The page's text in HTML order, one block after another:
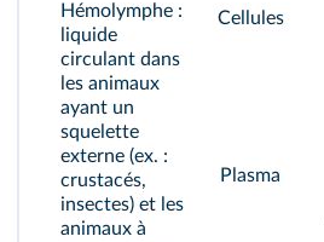
Hémolymphe :
liquide
circulant dans
les animaux
ayant un
squelette
externe (ex. :
crustacés,
insectes) et les
animaux à
Cellules
Plasma